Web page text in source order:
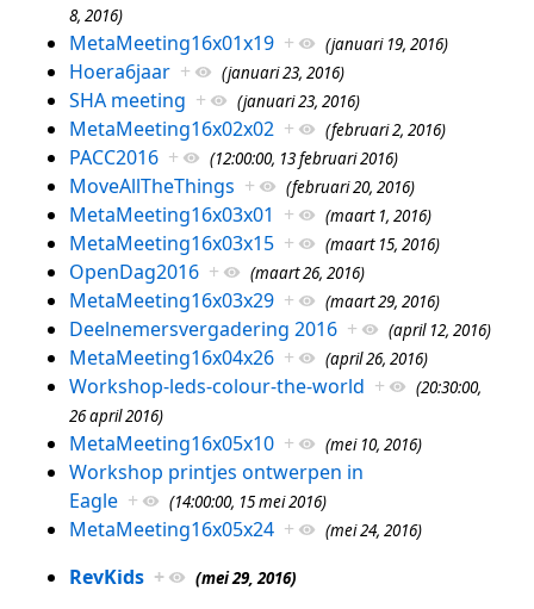
8, 2016)
MetaMeeting16x01x19 + (januari 19, 2016)
Hoera6jaar + (januari 23, 2016)
SHA meeting + (januari 23, 2016)
MetaMeeting16x02x02 + (februari 2, 2016)
PACC2016 + (12:00:00, 13 februari 2016)
MoveAllTheThings + (februari 20, 2016)
MetaMeeting16x03x01 + (maart 1, 2016)
MetaMeeting16x03x15 + (maart 15, 2016)
OpenDag2016 + (maart 26, 2016)
MetaMeeting16x03x29 + (maart 29, 2016)
Deelnemersvergadering 2016 + (april 12, 2016)
MetaMeeting16x04x26 + (april 26, 2016)
Workshop-leds-colour-the-world +
(20:30:00,
26 april 2016)
MetaMeeting16x05x10 + (mei 10, 2016)
Workshop printjes ontwerpen in
Eagle + (14:00:00, 15 mei 2016)
MetaMeeting16x05x24 + (mei 24, 2016)
RevKids + (mei 29, 2016)